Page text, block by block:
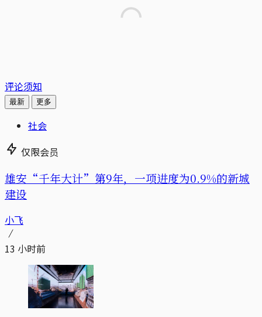
评论须知
最新 更多
社会
仅限会员
雄安“千年大计”第9年，一项进度为0.9%的新城
建设
小飞
13 小时前